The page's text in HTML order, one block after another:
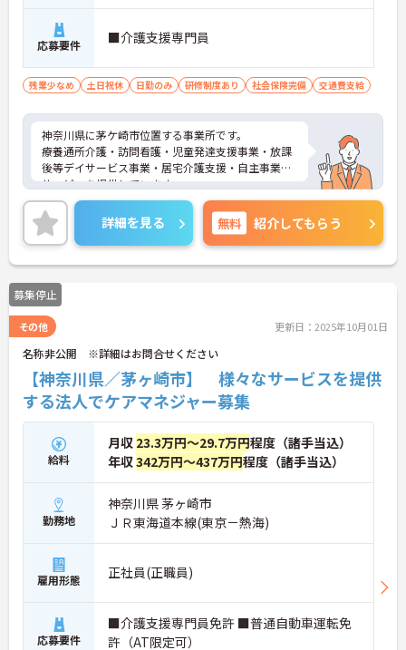
応募要件 ■介護支援専門員
残業少なめ 土日祝休 日勤のみ 研修制度あり 社会保険完備 交通費支給
神奈川県に茅ケ崎市位置する事業所です。
療養通所介護・訪問看護・児童発達支援事業・放課
後等デイサービス事業・居宅介護支援・自主事業の
サービスを提供しています。
職員にとっても居心地の良い、共に成長し合える場
となるように努めてられています。
土日祝お休みですので、プライベートとの両立もし
やすいです。
ご興味ある方には、面接対策ポイントなど、さらに
詳細をお話しいたしますのでお気軽にご相談くださ
い！
詳細を見る 無料 紹介してもらう
募集停止
その他 更新日：2025年10月01日
名称非公開 ※詳細はお問合せください
【神奈川県／茅ヶ崎市】 様々なサービスを提供
する法人でケアマネジャー募集
給料
月収 23.3万円～29.7万円程度（諸手当込）
年収342万円～437万円程度（諸手当込）
勤務地
神奈川県 茅ヶ崎市
ＪＲ東海道本線(東京－熱海)
雇用形態 正社員(正職員)
応募要件
■介護支援専門員免許 ■普通自動車運転免
許（AT限定可）